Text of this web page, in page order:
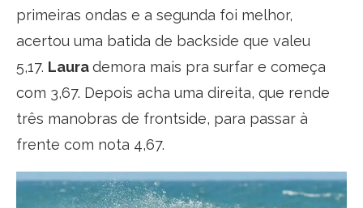
primeiras ondas e a segunda foi melhor,
acertou uma batida de backside que valeu
5,17. Laurademora mais pra surfar e começa
com 3,67. Depois acha uma direita, que rende
três manobras de frontside, para passar à
frente com nota 4,67.